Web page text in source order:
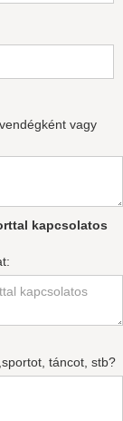
vagy
kapcsolatos
táncot, stb?